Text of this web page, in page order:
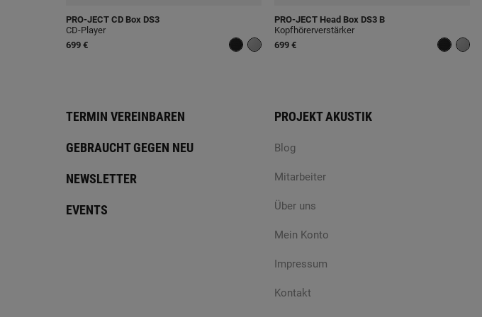
PRO-JECT CD Box DS3
CD-Player
699 €
PRO-JECT Head Box DS3 B
Kopfhörerverstärker
699 €
TERMIN VEREINBAREN
GEBRAUCHT GEGEN NEU
NEWSLETTER
EVENTS
PROJEKT AKUSTIK
Blog
Mitarbeiter
Über uns
Mein Konto
Impressum
Kontakt